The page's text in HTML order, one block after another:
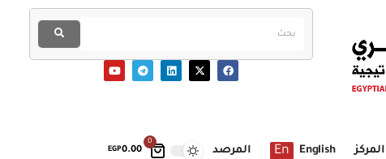
0
EGP0.00 English
En المرصد